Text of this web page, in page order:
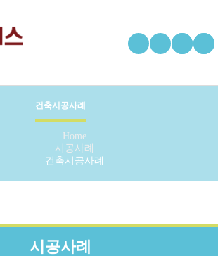
건축시공사례
Home
시공사례
건축시공사례
시공사례